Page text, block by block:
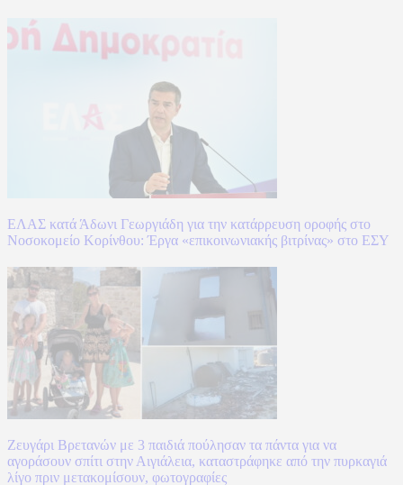
ΕΛΑΣ κατά Άδωνι Γεωργιάδη για την κατάρρευση οροφής στο
Νοσοκομείο Κορίνθου: Έργα «επικοινωνιακής βιτρίνας» στο ΕΣΥ
Ζευγάρι Βρετανών με 3 παιδιά πούλησαν τα πάντα για να
αγοράσουν σπίτι στην Αιγιάλεια, καταστράφηκε από την πυρκαγιά
λίγο πριν μετακομίσουν, φωτογραφίες